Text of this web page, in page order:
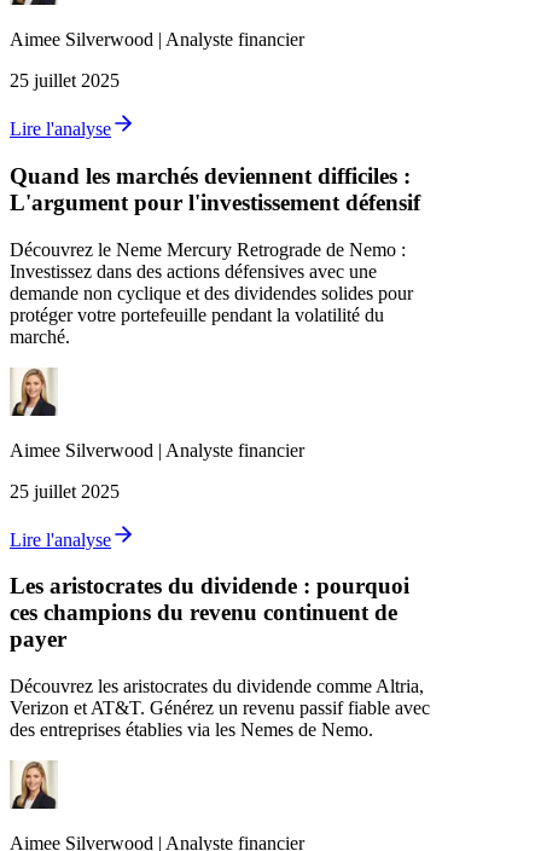
Aimee Silverwood | Analyste financier
25 juillet 2025
Lire l'analyse
Quand les marchés deviennent difficiles :
L'argument pour l'investissement défensif
Découvrez le Neme Mercury Retrograde de Nemo :
Investissez dans des actions défensives avec une
demande non cyclique et des dividendes solides pour
protéger votre portefeuille pendant la volatilité du
marché.
Aimee Silverwood | Analyste financier
25 juillet 2025
Lire l'analyse
Les aristocrates du dividende : pourquoi
ces champions du revenu continuent de
payer
Découvrez les aristocrates du dividende comme Altria,
Verizon et AT&T. Générez un revenu passif fiable avec
des entreprises établies via les Nemes de Nemo.
Aimee Silverwood | Analyste financier